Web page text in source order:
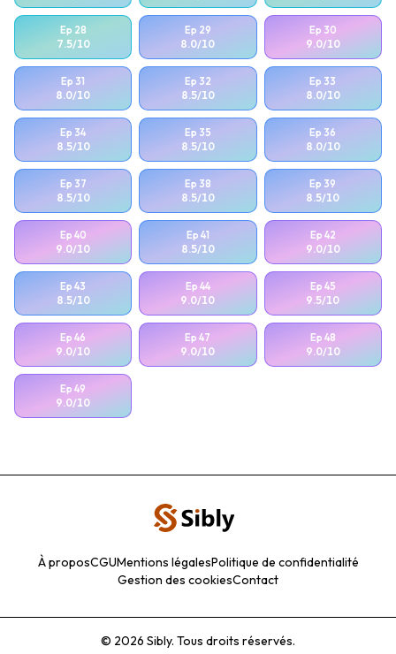
Ep 28
7.5/10
Ep 29
8.0/10
Ep 30
9.0/10
Ep 31
8.0/10
Ep 32
8.5/10
Ep 33
8.0/10
Ep 34
8.5/10
Ep 35
8.5/10
Ep 36
8.0/10
Ep 37
8.5/10
Ep 38
8.5/10
Ep 39
8.5/10
Ep 40
9.0/10
Ep 41
8.5/10
Ep 42
9.0/10
Ep43
8.5/10
Ep 44
9.0/10
Ep 45
9.5/10
Ep46
9.0/10
Ep47
9.0/10
Ep 48
9.0/10
Ep49
9.0/10
À proposCGUMentions légalesPolitique de confidentialité
Gestion des cookiesContact
© 2026 Sibly. Tous droits réservés.